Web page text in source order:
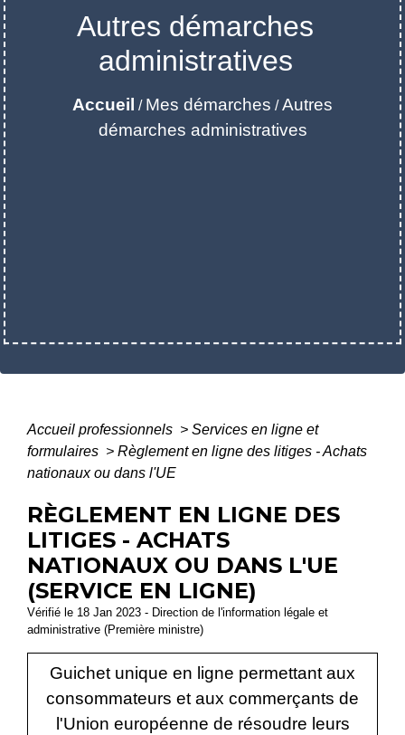
Autres démarches
administratives
Accueil / Mes démarches /Autres
démarches administratives
Accueil professionnels > Services en ligne et
formulaires > Règlement en ligne des litiges - Achats
nationaux ou dans l'UE
RÈGLEMENT EN LIGNE DES
LITIGES - ACHATS
NATIONAUX OU DANS L'UE
(SERVICE EN LIGNE)
Vérifié le 18 Jan 2023 - Direction de l'information légale et
administrative (Première ministre)
Guichet unique en ligne permettant aux
consommateurs et aux commerçants de
l'Union européenne de résoudre leurs